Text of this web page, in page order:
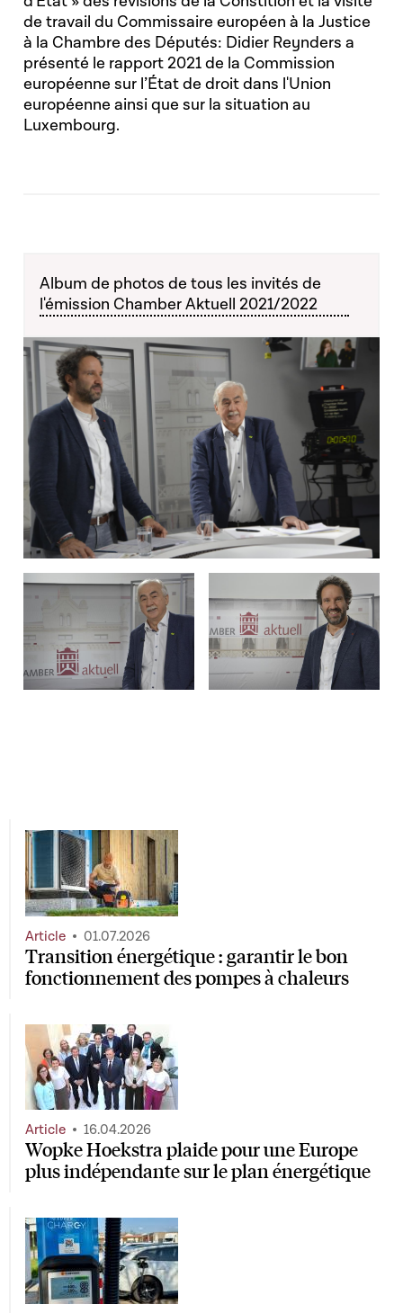
de travail du Commissaire européen à la Justice
à la Chambre des Députés: Didier Reynders a
présenté le rapport 2021 de la Commission
européenne sur l’État de droit dans l'Union
européenne ainsi que sur la situation au
Luxembourg.
Album de photos de tous les invités de
l'émission Chamber Aktuell 2021/2022
Open image in gallery
Open image in gallery Open image in gallery
Transition énergétique : garantir le bon
fonctionnement des pompes à chaleurs
Article 01.07.2026
Wopke Hoekstra plaide pour une Europe
plus indépendante sur le plan énergétique
Article 16.04.2026